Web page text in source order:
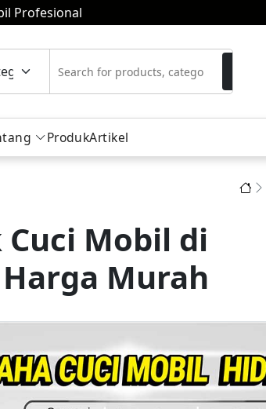
Profesional
Kompresor
ProdukArtikel
Mobil di
Murah